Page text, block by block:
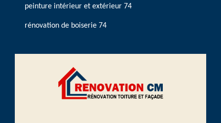
peinture intérieur et extérieur 74
rénovation de boiserie 74